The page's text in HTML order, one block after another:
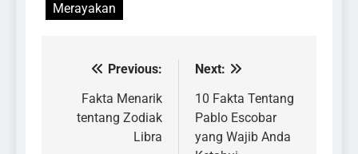
Merayakan
Navigasi
pos
Previous:
Fakta Menarik
tentang Zodiak
Libra
Next:
10 Fakta Tentang
Pablo Escobar
yang Wajib Anda